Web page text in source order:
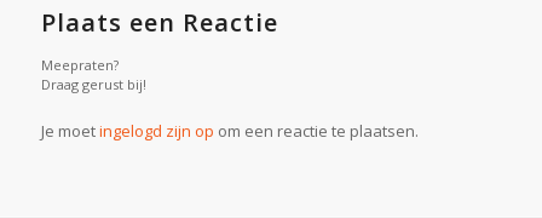
Plaats een Reactie
Meepraten?
Draag gerust bij!
Je moetingelogd zijn op om een reactie te plaatsen.